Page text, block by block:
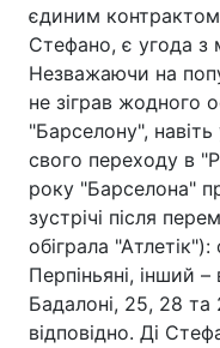
єдиним
Стефано, є угода
Незважаючи на
не зіграв жодного
"Барселону",
свого переходу в
року "Барселона"
зустрічі після
обіграла
Перпіньяні, інший
Бадалоні, 25, 28
відповідно. Ді